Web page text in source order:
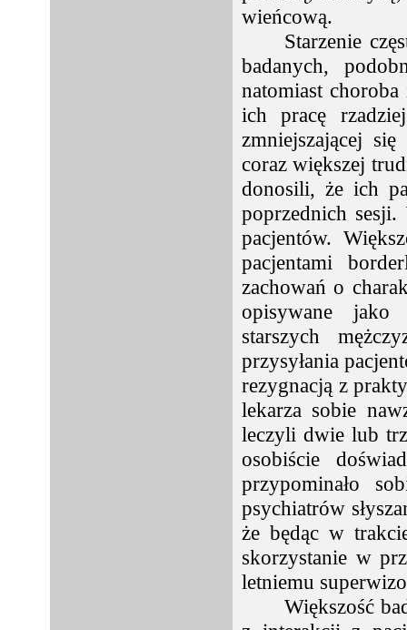
wieńcową.
Starzenie
badanych,
natomiast
ich pracę
zmniejszającej
coraz większej
donosili, że ich
poprzednich
pacjentów.
pacjentami
zachowań o
opisywane jako
starszych
przysyłania
rezygnacją z
lekarza sobie
leczyli dwie lub
osobiście
przypominało
psychiatrów
że będąc w
skorzystanie w
letniemu
Większość